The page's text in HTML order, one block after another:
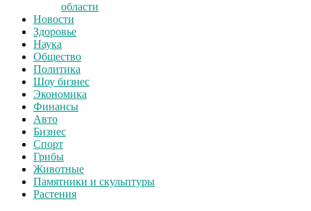
области
Новости
Здоровье
Наука
Общество
Политика
Шоу бизнес
Экономика
Финансы
Авто
Бизнес
Спорт
Грибы
Животные
Памятники и скульптуры
Растения